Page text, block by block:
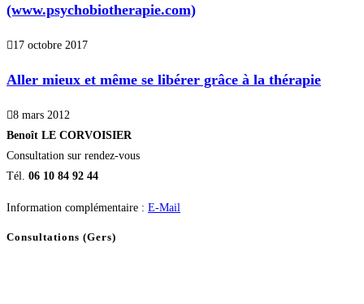
(www.psychobiotherapie.com)
17 octobre 2017
Aller mieux et même se libérer grâce à la thérapie
8 mars 2012
Benoît LE CORVOISIER
Consultation sur rendez-vous
Tél. 06 10 84 92 44
Information complémentaire : E-Mail
Consultations (Gers)